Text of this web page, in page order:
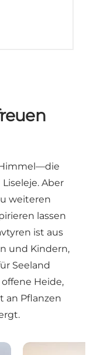
Aber
weiteren
lassen
ist aus
und Kindern,
Seeland
Heide,
an Pflanzen
Erlebnisse in